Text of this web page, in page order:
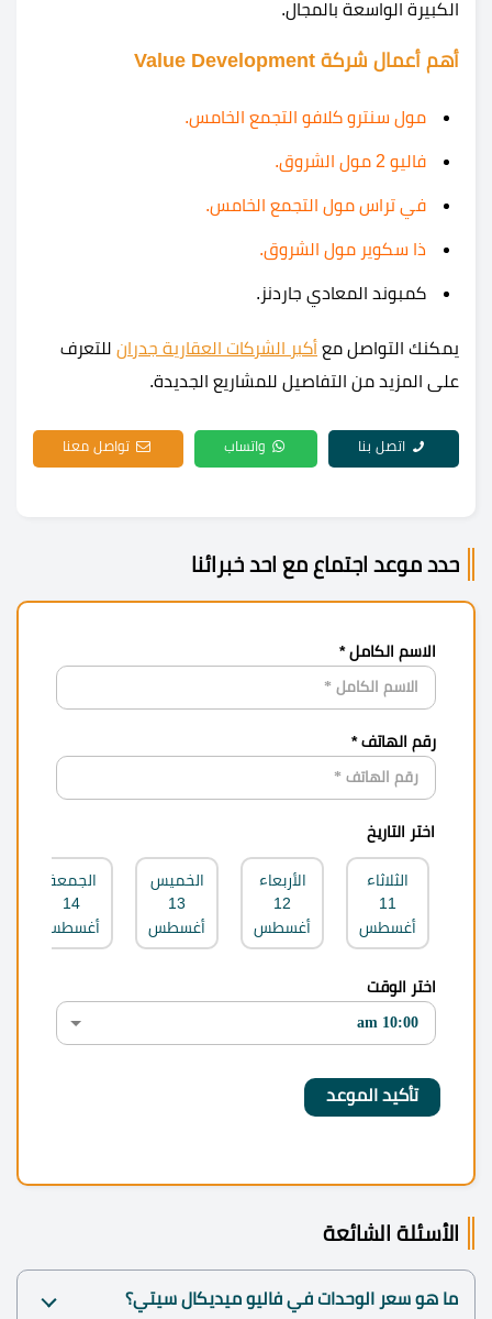
الكبيرة الواسعة بالمجال.
أهم أعمال شركة Value Development
مول سنترو كلافو التجمع الخامس.
فاليو 2 مول الشروق.
في تراس مول التجمع الخامس.
ذا سكوير مول الشروق.
كمبوند المعادي جاردنز.
يمكنك التواصل مع أكبر الشركات العقارية جدران للتعرف
على المزيد من التفاصيل للمشاريع الجديدة.
اتصل بنا واتساب تواصل معنا
حدد موعد اجتماع مع احد خبرائنا
الاسم الكامل *
رقم الهاتف *
اختر التاريخ
الثلاثاء
11
أغسطس
الأربعاء
12
أغسطس
الخميس
13
أغسطس
الجمعة
14
أغسطس
اختر الوقت
الأسئلة الشائعة
ما هو سعر الوحدات في فاليو ميديكال سيتي؟